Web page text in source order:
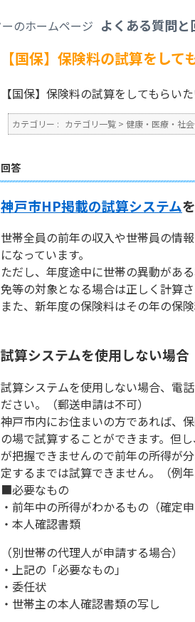
よくある質問と
【国保】保険料の試算をして
【国保】保険料の試算をしてもらいた
カテゴリー : カテゴリ一覧 > 健康・医療・社
回答
神戸市HP掲載の試算システム
世帯全員の前年の収入や世帯員の情
になっています。
ただし、年度途中に世帯の異動があ
免等の対象となる場合は正しく計算さ
また、新年度の保険料はその年の保
試算システムを使用しない場合
試算システムを使用しない場合、電
ださい。（郵送申請は不可）
神戸市内にお住まいの方であれば、
の場で試算することができます。但
が把握できませんので前年の所得が
定するまでは試算できません。（例
■必要なもの
・前年中の所得がわかるもの（確定申
・本人確認書類
（別世帯の代理人が申請する場合）
・上記の「必要なもの」
・委任状
・世帯主の本人確認書類の写し